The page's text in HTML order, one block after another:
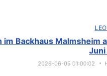
im Backhaus Malmsheim
2026-06-05 01:00:02